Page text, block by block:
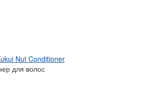
Nut Conditioner
для волос